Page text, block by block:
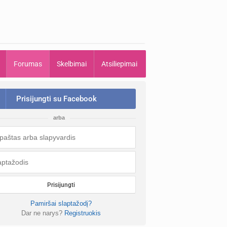
Forumas Skelbimai Atsiliepimai
Prisijungti su Facebook
arba
Prisijungti
Pamiršai slaptažodį?
Dar ne narys? Registruokis